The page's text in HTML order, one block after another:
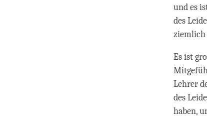
und es
des
ziemlich
Es ist
Lehrer
des
haben,